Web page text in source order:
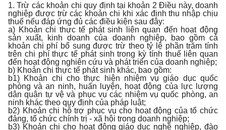
1. Trừ các khoản chi quy định tại khoản 2 Điều này, doanh
nghiệp được trừ các khoản chi khi xác định thu nhập chịu
thuế nếu đáp ứng đủ các điều kiện sau đây:
a) Khoản chi thực tế phát sinh liên quan đến hoạt động
sản xuất, kinh doanh của doanh nghiệp, bao gồm cả
khoản chi phí bổ sung được trừ theo tỷ lệ phần trăm tính
trên chi phí thực tế phát sinh trong kỳ tính thuế liên quan
đến hoạt động nghiên cứu và phát triển của doanh nghiệp;
b) Khoản chi thực tế phát sinh khác, bao gồm:
b1) Khoản chi cho thực hiện nhiệm vụ giáo dục quốc
phòng và an ninh, huấn luyện, hoạt động của lực lượng
dân quân tự vệ và phục vụ các nhiệm vụ quốc phòng, an
ninh khác theo quy định của pháp luật;
b2) Khoản chi hỗ trợ phục vụ cho hoạt động của tổ chức
đảng, tổ chức chính trị - xã hội trong doanh nghiệp;
b3) Khoản chi cho hoạt động giáo dục nghề nghiệp, đào